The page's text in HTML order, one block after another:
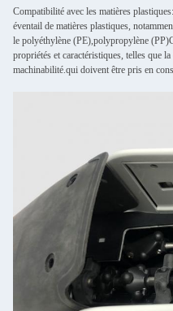
Compatibilité avec les matières
éventail de matières plastiques,
le polyéthylène (PE),polypropylène
propriétés et caractéristiques, telles que
machinabilité.qui doivent être pris en